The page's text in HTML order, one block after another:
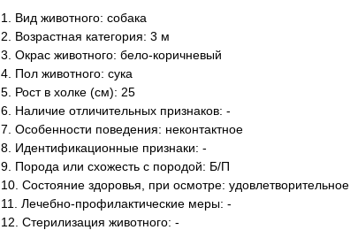
1. Вид животного: собака
2. Возрастная категория: 3 м
3. Окрас животного: бело-коричневый
4. Пол животного: сука
5. Рост в холке (см): 25
6. Наличие отличительных признаков: -
7. Особенности поведения: неконтактное
8. Идентификационные признаки: -
9. Порода или схожесть с породой: Б/П
10. Состояние здоровья, при осмотре: удовлетворительное
11. Лечебно-профилактические меры: -
12. Стерилизация животного: -